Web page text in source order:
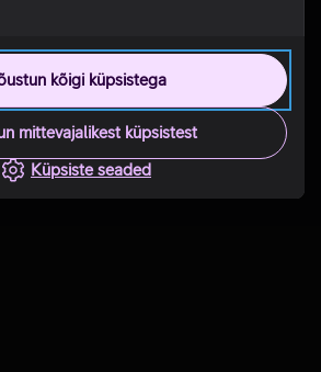
kõigi küpsistega
mittevajalikest küpsistest
Küpsiste seaded